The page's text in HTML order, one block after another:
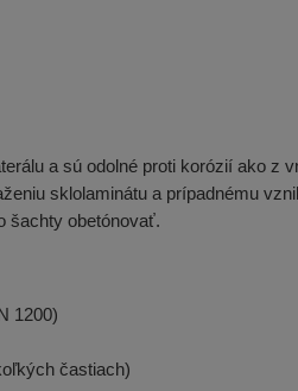
a sú odolné proti korózií ako z
sklolaminátu a prípadnému
šachty obetónovať.
1200)
častiach)